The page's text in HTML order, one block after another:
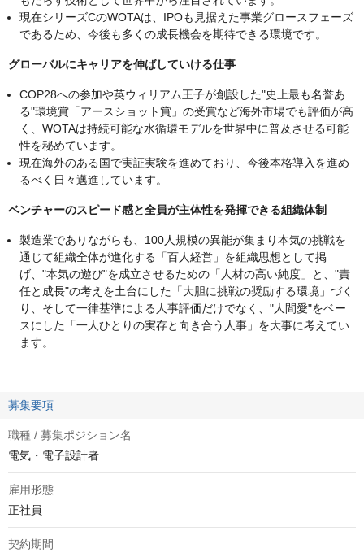
現在シリーズCのWOTAは、IPOも見据えた事業グロースフェーズ
であるため、今後も多くの成長機会を期待できる環境です。
グローバルにキャリアを伸ばしていける仕事
COP28への参加や英ウィリアム王子が創設した"史上最も名誉あ
る"環境賞「アースショット賞」の受賞など海外市場でも評価が高
く、WOTAは持続可能な水循環モデルを世界中に普及させる可能
性を秘めています。
現在海外のある国で実証実験を進めており、今後本格導入を進め
るべく日々邁進しています。
ベンチャーのスピード感と全員が主体性を発揮できる組織体制
製造業でありながらも、100人規模の異能が集まり本気の挑戦を
通じて組織全体が進化する「百人経営」を組織思想として掲
げ、"本気の遊び"を成立させるための「人材の高い純度」と、"責
任と成長"の考えを土台にした「大胆に挑戦の奨励する環境」づく
り、そして一律基準による人事評価だけでなく、"人間愛"をベー
スにした「一人ひとりの実存と向き合う人事」を大事に考えてい
ます。
募集要項
職種 / 募集ポジション名
電気・電子設計者
雇用形態
正社員
契約期間